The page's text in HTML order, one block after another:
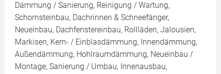
Dämmung / Sanierung, Reinigung / Wartung,
Schornsteinbau, Dachrinnen & Schneefänger,
Neueinbau, Dachfenstereinbau, Rollläden, Jalousien,
Markisen, Kern- / Einblasdämmung, Innendämmung,
Außendämmung, Hohlraumdämmung, Neueinbau /
Montage, Sanierung / Umbau, Innenausbau,